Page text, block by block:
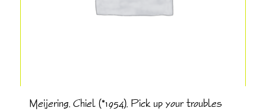
Meijering, Chiel (*1954), Pick up your troubles